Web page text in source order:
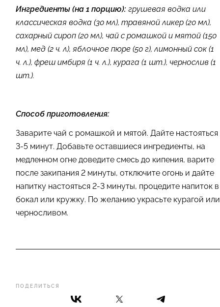
ПОДЕЛИТЬСЯ
Ингредиенты (на 1 порцию): грушевая водка или
классическая водка (30 мл), травяной ликер (20 мл),
сахарный сироп (20 мл), чай с ромашкой и мятой (150
мл), мед (2 ч. л), яблочное пюре (50 г), лимонный сок (1
ч. л.), фреш имбиря (1 ч. л.), курага (1 шт.), чернослив (1
шт.).
Способ приготовления:
Заварите чай с ромашкой и мятой. Дайте настояться
3-5 минут. Добавьте оставшиеся ингредиенты, на
медленном огне доведите смесь до кипения, варите
после закипания 2 минуты, отключите огонь и дайте
напитку настояться 2-3 минуты, процедите напиток в
бокал или кружку. По желанию украсьте курагой или
черносливом.